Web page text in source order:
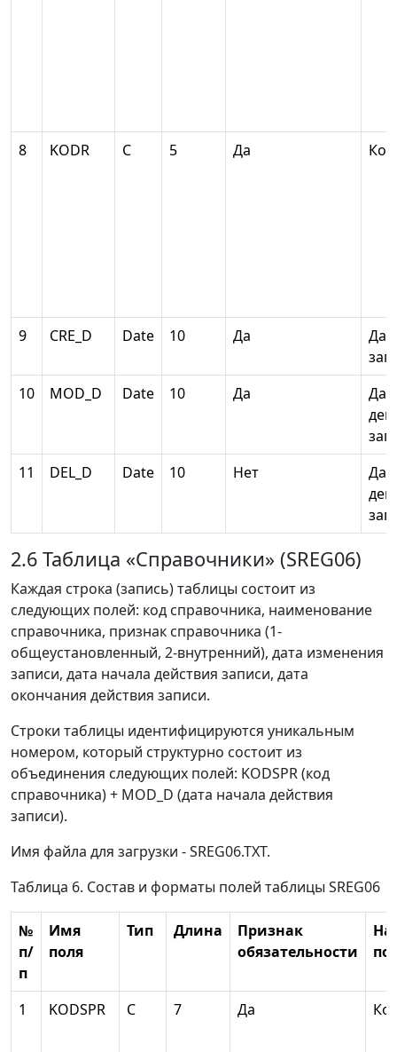
8 KODR С 5 Да Код
9 CRE_D Date 10 Да
10
MOD_D Date 10 Да
11
DEL_D Date 10 Нет
2.6 Таблица «Справочники» (SREG06)
Каждая строка (запись) таблицы состоит из
следующих полей: код справочника, наименование
справочника, признак справочника (1-
общеустановленный, 2-внутренний), дата изменения
записи, дата начала действия записи, дата
окончания действия записи.
Строки таблицы идентифицируются уникальным
номером, который структурно состоит из
объединения следующих полей: KODSPR (код
справочника) + MOD_D (дата начала действия
записи).
Имя файла для загрузки - SREG06.TXT.
Таблица 6. Состав и форматы полей таблицы SREG06
№
п/
п
Имя
поля
Тип Длина
Признак
обязательности
1 KODSPR С 7 Да